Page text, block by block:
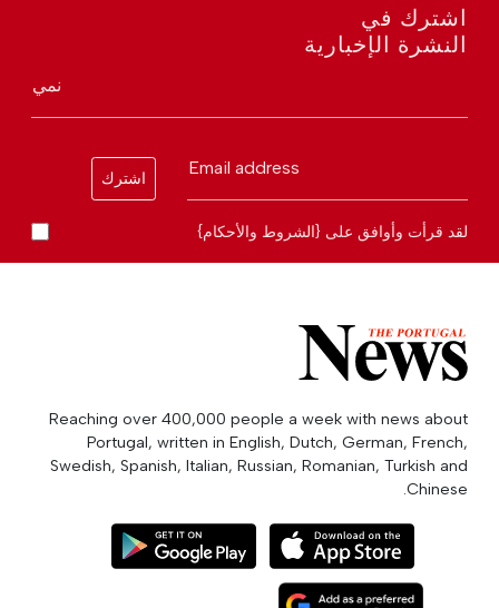
اشترك في
النشرة الإخبارية
نمي
Email address
اشترك
لقد قرأت وأوافق على {الشروط والأحكام}
Reaching over 400,000 people a week with news about
Portugal, written in English, Dutch, German, French,
Swedish, Spanish, Italian, Russian, Romanian, Turkish and
Chinese.